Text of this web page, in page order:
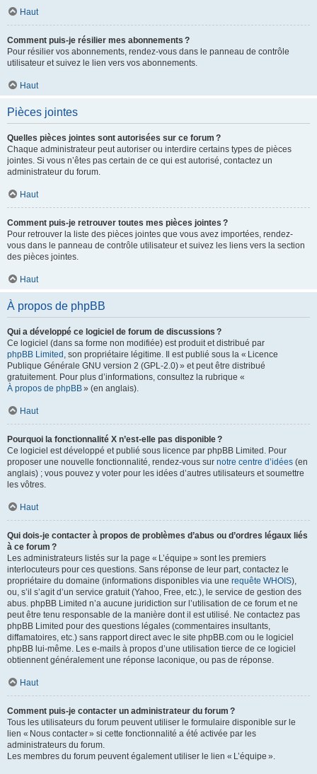
Haut
Comment puis-je résilier mes abonnements ?
Pour résilier vos abonnements, rendez-vous dans le panneau de contrôle
utilisateur et suivez le lien vers vos abonnements.
Haut
Pièces jointes
Quelles pièces jointes sont autorisées sur ce forum ?
Chaque administrateur peut autoriser ou interdire certains types de pièces
jointes. Si vous n’êtes pas certain de ce qui est autorisé, contactez un
administrateur du forum.
Haut
Comment puis-je retrouver toutes mes pièces jointes ?
Pour retrouver la liste des pièces jointes que vous avez importées, rendez-
vous dans le panneau de contrôle utilisateur et suivez les liens vers la section
des pièces jointes.
Haut
À propos de phpBB
Qui a développé ce logiciel de forum de discussions ?
Ce logiciel (dans sa forme non modifiée) est produit et distribué par
phpBB Limited , son propriétaire légitime. Il est publié sous la « Licence
Publique Générale GNU version 2 (GPL-2.0) » et peut être distribué
gratuitement. Pour plus d’informations, consultez la rubrique «
À propos de phpBB» (en anglais).
Haut
Pourquoi la fonctionnalité X n’est-elle pas disponible ?
Ce logiciel est développé et publié sous licence par phpBB Limited. Pour
proposer une nouvelle fonctionnalité, rendez-vous sur notre centre d’idées (en
anglais) ; vous pouvez y voter pour les idées d’autres utilisateurs et soumettre
les vôtres.
Haut
Qui dois-je contacter à propos de problèmes d’abus ou d’ordres légaux liés
à ce forum ?
Les administrateurs listés sur la page « L’équipe » sont les premiers
interlocuteurs pour ces questions. Sans réponse de leur part, contactez le
propriétaire du domaine (informations disponibles via une requête WHOIS),
ou, s’il s’agit d’un service gratuit (Yahoo, Free, etc.), le service de gestion des
abus. phpBB Limited n’a aucune juridiction sur l’utilisation de ce forum et ne
peut être tenu responsable de la manière dont il est utilisé. Ne contactez pas
phpBB Limited pour des questions légales (commentaires insultants,
diffamatoires, etc.) sans rapport direct avec le site phpBB.com ou le logiciel
phpBB lui-même. Les e-mails à propos d’une utilisation tierce de ce logiciel
obtiennent généralement une réponse laconique, ou pas de réponse.
Haut
Comment puis-je contacter un administrateur du forum ?
Tous les utilisateurs du forum peuvent utiliser le formulaire disponible sur le
lien « Nous contacter » si cette fonctionnalité a été activée par les
administrateurs du forum.
Les membres du forum peuvent également utiliser le lien « L’équipe ».